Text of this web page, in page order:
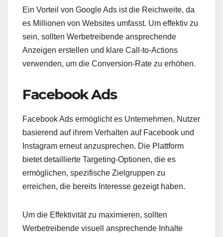
Ein Vorteil von Google Ads ist die Reichweite, da
es Millionen von Websites umfasst. Um effektiv zu
sein, sollten Werbetreibende ansprechende
Anzeigen erstellen und klare Call-to-Actions
verwenden, um die Conversion-Rate zu erhöhen.
Facebook Ads
Facebook Ads ermöglicht es Unternehmen, Nutzer
basierend auf ihrem Verhalten auf Facebook und
Instagram erneut anzusprechen. Die Plattform
bietet detaillierte Targeting-Optionen, die es
ermöglichen, spezifische Zielgruppen zu
erreichen, die bereits Interesse gezeigt haben.
Um die Effektivität zu maximieren, sollten
Werbetreibende visuell ansprechende Inhalte